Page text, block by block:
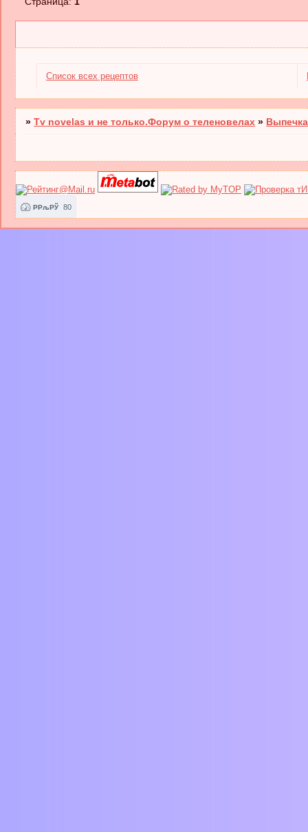
Список всех рецептов
»Tv novelas и не только.Форум о теленовелах »
РРљРЎ 80